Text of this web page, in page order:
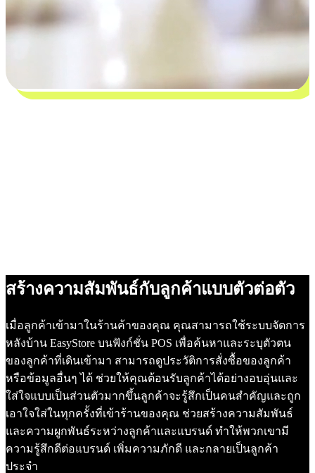
สร้างความสัมพันธ์กับลูกค้าแบบตัวต่อตัว
เมื่อลูกค้าเข้ามาในร้านค้าของคุณ คุณสามารถใช้ระบบจัดการ
หลังบ้าน EasyStore บนฟังก์ชั่น POS เพื่อค้นหาและระบุตัวตน
ของลูกค้าที่เดินเข้ามา สามารถดูประวัติการสั่งซื้อของลูกค้า
หรือข้อมูลอื่นๆ ได้ ช่วยให้คุณต้อนรับลูกค้าได้อย่างอบอุ่นและ
ใส่ใจแบบเป็นส่วนตัวมากขึ้นลูกค้าจะรู้สึกเป็นคนสำคัญและถูก
เอาใจใส่ในทุกครั้งที่เข้าร้านของคุณ ช่วยสร้างความสัมพันธ์
และความผูกพันธ์ระหว่างลูกค้าและแบรนด์ ทำให้พวกเขามี
ความรู้สึกดีต่อแบรนด์ เพิ่มความภักดี และกลายเป็นลูกค้า
ประจำ